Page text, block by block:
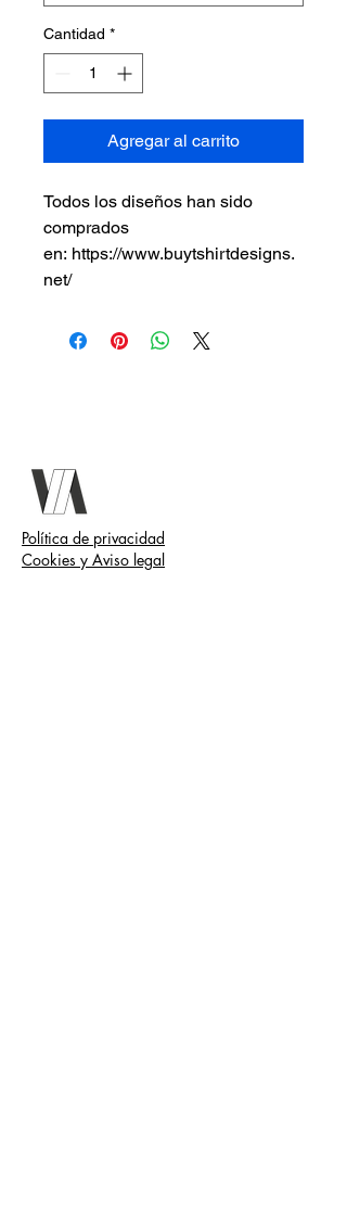
Cantidad *
Agregar al carrito
Todos los diseños han sido
comprados
en: https://www.buytshirtdesigns.
net/
Política de privacidad
Cookies y Aviso legal